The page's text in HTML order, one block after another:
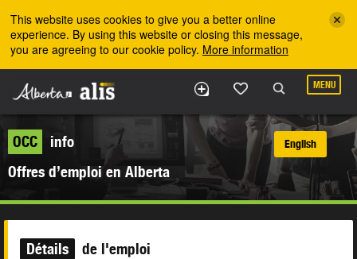
This website uses cookies to give you a better online
experience. By using this website or closing this message,
you are agreeing to our cookie policy. More information
MENU
OCC
info
Offres d’emploi en Alberta
English
Détails de l'emploi